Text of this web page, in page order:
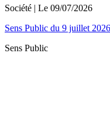
Société | Le 09/07/2026
Sens Public du 9 juillet 2026
Sens Public